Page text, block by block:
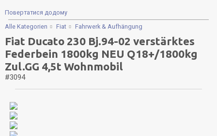
Повертатися додому
Alle Kategorien
Fiat Fahrwerk & Aufhängung
Fiat Ducato 230 Bj.94-02 verstärktes
Federbein 1800kg NEU Q18+/1800kg
Zul.GG 4,5t Wohnmobil
#3094